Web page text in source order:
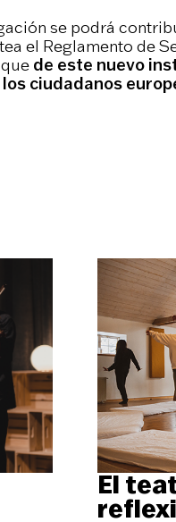
se podrá
el Reglamento de
de este nuevo
ciudadanos
El